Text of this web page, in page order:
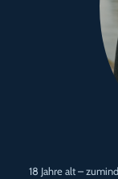
18 Jahre alt –